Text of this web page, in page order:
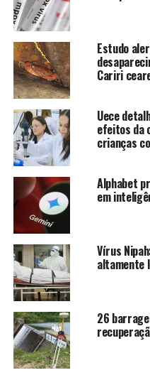
Instale um antivírus
Vírus e malware são
tenha um antivírus
Bloqueie sua rede de
O roteador é a primeira
Wi-Fi. Crie um login de
seja composta por letras
Não envie informações
Informações sensíveis,
de documentos e
nunca devem ser
Caso a mensagem não
pode interceptar a
conversa.
Evite redes de Wi-Fi
Se for acessar uma rede
tem VPN (Rede Virtual
criar pontes de ligação
Internet, mantendo os
Estudo
Cariri
Uece
efeitos da
crianças
Alphabet
em
Vírus
altamente
26